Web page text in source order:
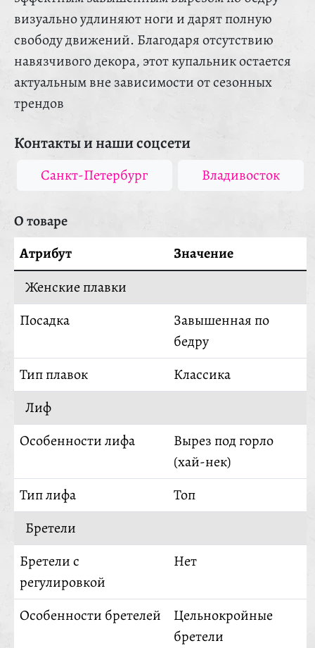
визуально удлиняют ноги и дарят полную
свободу движений. Благодаря отсутствию
навязчивого декора, этот купальник остается
актуальным вне зависимости от сезонных
трендов
Контакты и наши соцсети
Санкт-Петербург Владивосток
О товаре
Атрибут
Значение
Женские плавки
Посадка
Завышенная по
бедру
Тип плавок
Классика
Лиф
Особенности лифа
Вырез под горло
(хай-нек)
Тип лифа
Топ
Бретели
Бретели с
регулировкой
Нет
Особенности бретелей
Цельнокройные
бретели